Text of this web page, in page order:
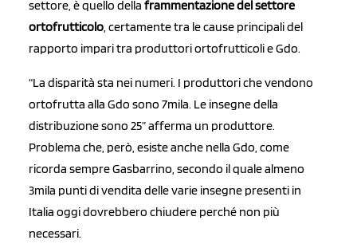
settore, è quello della frammentazione del settore
ortofrutticolo , certamente tra le cause principali del
rapporto impari tra produttori ortofrutticoli e Gdo.
“La disparità sta nei numeri. I produttori che vendono
ortofrutta alla Gdo sono 7mila. Le insegne della
distribuzione sono 25” afferma un produttore.
Problema che, però, esiste anche nella Gdo, come
ricorda sempre Gasbarrino, secondo il quale almeno
3mila punti di vendita delle varie insegne presenti in
Italia oggi dovrebbero chiudere perché non più
necessari.